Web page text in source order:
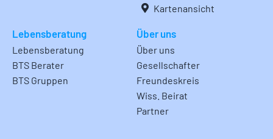
Kartenansicht
Lebensberatung
Lebensberatung
BTS Berater
BTS Gruppen
Über uns
Über uns
Gesellschafter
Freundeskreis
Wiss. Beirat
Partner